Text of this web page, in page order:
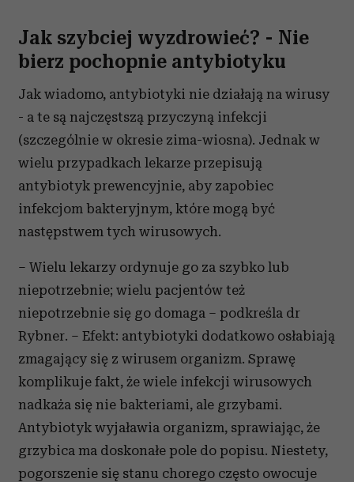
Jak szybciej wyzdrowieć? - Nie
bierz pochopnie antybiotyku
Jak wiadomo, antybiotyki nie działają na wirusy
- a te są najczęstszą przyczyną infekcji
(szczególnie w okresie zima-wiosna). Jednak w
wielu przypadkach lekarze przepisują
antybiotyk prewencyjnie, aby zapobiec
infekcjom bakteryjnym, które mogą być
następstwem tych wirusowych.
– Wielu lekarzy ordynuje go za szybko lub
niepotrzebnie; wielu pacjentów też
niepotrzebnie się go domaga – podkreśla dr
Rybner. – Efekt: antybiotyki dodatkowo osłabiają
zmagający się z wirusem organizm. Sprawę
komplikuje fakt, że wiele infekcji wirusowych
nadkaża się nie bakteriami, ale grzybami.
Antybiotyk wyjaławia organizm, sprawiając, że
grzybica ma doskonałe pole do popisu. Niestety,
pogorszenie się stanu chorego często owocuje